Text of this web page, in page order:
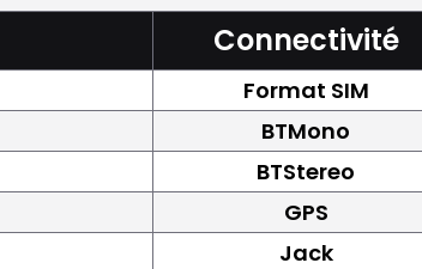
Connectivité
Format SIM
BTMono
BTStereo
GPS
Jack